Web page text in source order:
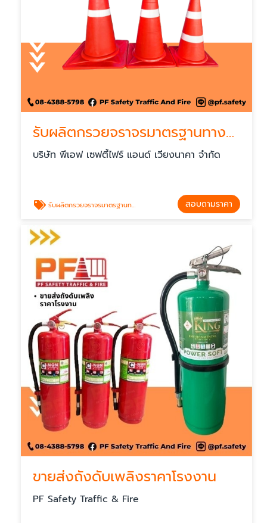
รับผลิตกรวยจราจรมาตรฐานทางหลวง
บริษัท พีเอฟ เซฟตี้ไฟร์ แอนด์ เวียงนาคา จำกัด
รับผลิตกรวยจราจรมาตรฐานทางหลวง สอบถามราคา
ขายส่งถังดับเพลิงราคาโรงงาน
PF Safety Traffic & Fire